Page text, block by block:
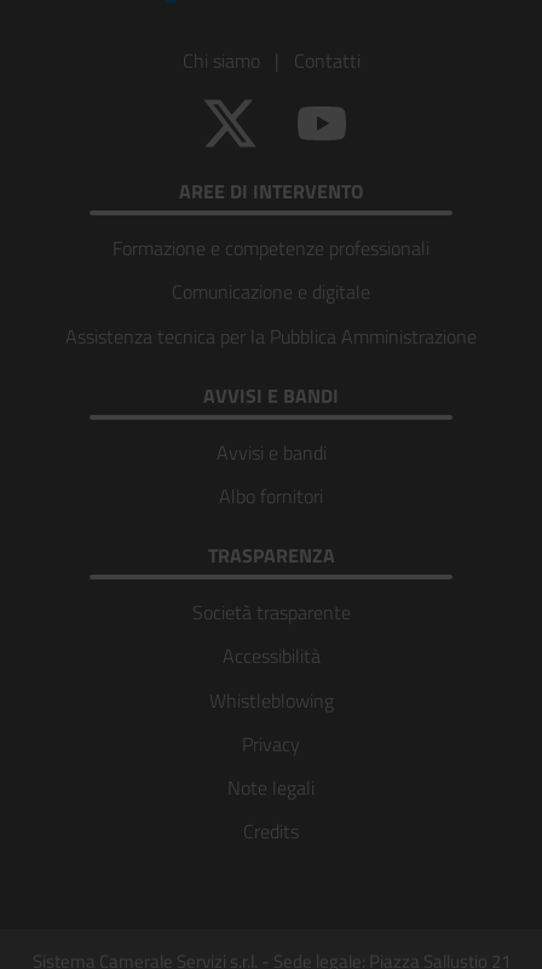
Chi siamo | Contatti
Twitter
AREE DI INTERVENTO
Formazione e competenze professionali
Comunicazione e digitale
Assistenza tecnica per la Pubblica Amministrazione
AVVISI E BANDI
Avvisi e bandi
Albo fornitori
TRASPARENZA
Società trasparente
Accessibilità
Whistleblowing
Privacy
Note legali
Credits
Sistema Camerale Servizi s.r.l. - Sede legale: Piazza Sallustio 21